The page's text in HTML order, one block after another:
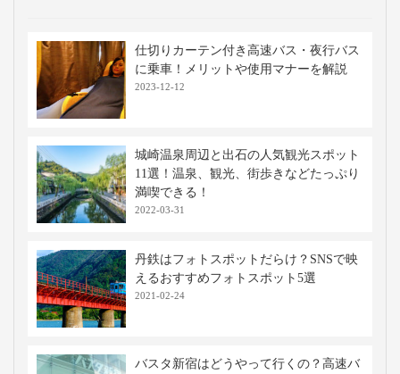
仕切りカーテン付き高速バス・夜行バス
に乗車！メリットや使用マナーを解説
2023-12-12
城崎温泉周辺と出石の人気観光スポット
11選！温泉、観光、街歩きなどたっぷり
満喫できる！
2022-03-31
丹鉄はフォトスポットだらけ？SNSで映
えるおすすめフォトスポット5選
2021-02-24
バスタ新宿はどうやって行くの？高速バ